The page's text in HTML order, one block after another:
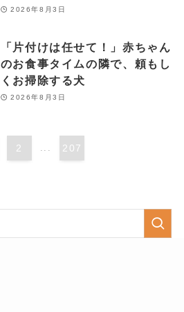
2026年8月3日
「片付けは任せて！」赤ちゃん
のお食事タイムの隣で、頼もし
くお掃除する犬
2026年8月3日
2 207